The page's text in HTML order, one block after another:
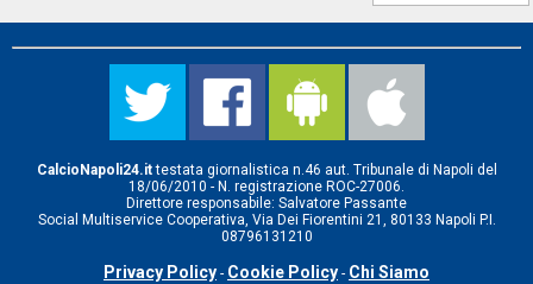
CalcioNapoli24.ittestata giornalistica n.46 aut. Tribunale di Napoli del
18/06/2010 - N. registrazione ROC-27006.
Direttore responsabile: Salvatore Passante
Social Multiservice Cooperativa, Via Dei Fiorentini 21, 80133 Napoli P.I.
08796131210
Privacy Policy - Cookie Policy - Chi Siamo